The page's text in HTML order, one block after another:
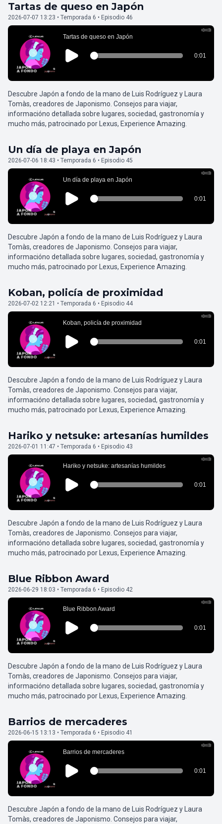
Tartas de queso en Japón
2026-07-07 13:23 • Temporada 6 • Episodio 46
Descubre Japón a fondo de la mano de Luis Rodríguez y Laura
Tomàs, creadores de Japonismo. Consejos para viajar,
informacióno detallada sobre lugares, sociedad, gastronomía y
mucho más, patrocinado por Lexus, Experience Amazing.
Un día de playa en Japón
2026-07-06 18:43 • Temporada 6 • Episodio 45
Descubre Japón a fondo de la mano de Luis Rodríguez y Laura
Tomàs, creadores de Japonismo. Consejos para viajar,
informacióno detallada sobre lugares, sociedad, gastronomía y
mucho más, patrocinado por Lexus, Experience Amazing.
Koban, policía de proximidad
2026-07-02 12:21 • Temporada 6 • Episodio 44
Descubre Japón a fondo de la mano de Luis Rodríguez y Laura
Tomàs, creadores de Japonismo. Consejos para viajar,
informacióno detallada sobre lugares, sociedad, gastronomía y
mucho más, patrocinado por Lexus, Experience Amazing.
Hariko y netsuke: artesanías humildes
2026-07-01 11:47 • Temporada 6 • Episodio 43
Descubre Japón a fondo de la mano de Luis Rodríguez y Laura
Tomàs, creadores de Japonismo. Consejos para viajar,
informacióno detallada sobre lugares, sociedad, gastronomía y
mucho más, patrocinado por Lexus, Experience Amazing.
Blue Ribbon Award
2026-06-29 18:03 • Temporada 6 • Episodio 42
Descubre Japón a fondo de la mano de Luis Rodríguez y Laura
Tomàs, creadores de Japonismo. Consejos para viajar,
informacióno detallada sobre lugares, sociedad, gastronomía y
mucho más, patrocinado por Lexus, Experience Amazing.
Barrios de mercaderes
2026-06-15 13:13 • Temporada 6 • Episodio 41
Descubre Japón a fondo de la mano de Luis Rodríguez y Laura
Tomàs, creadores de Japonismo. Consejos para viajar,